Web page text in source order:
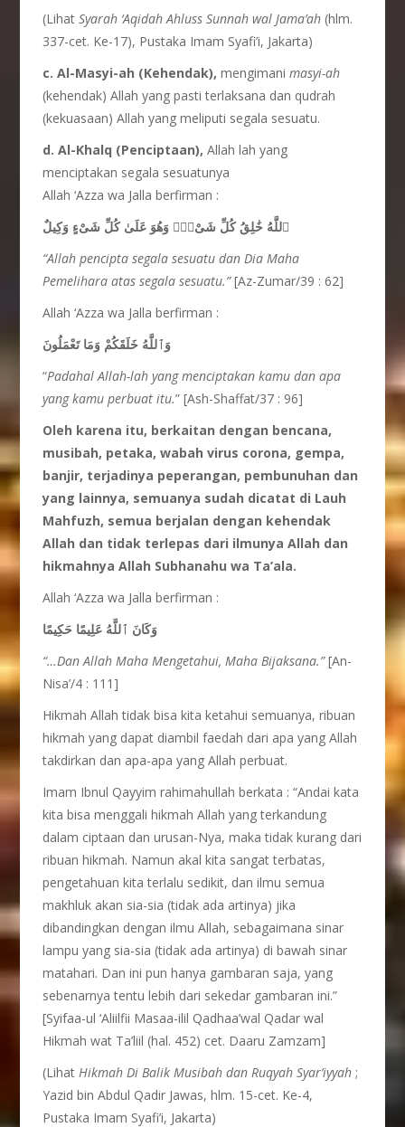
(LihatSyarah ‘Aqidah Ahluss Sunnah wal Jama’ah (hlm.
337-cet. Ke-17), Pustaka Imam Syafi’i, Jakarta)
c. Al-Masyi-ah (Kehendak), mengimanimasyi-ah
(kehendak) Allah yang pasti terlaksana dan qudrah
(kekuasaan) Allah yang meliputi segala sesuatu.
d. Al-Khalq (Penciptaan), Allah lah yang
menciptakan segala sesuatunya
Allah ‘Azza wa Jalla berfirman :
ٱللَّهُ خَٰلِقُ كُلِّ شَىْءٍۖ وَهُوَ عَلَىٰ كُلِّ شَىْءٍ وَكِيلٌ
“Allah pencipta segala sesuatu dan Dia Maha
Pemelihara atas segala sesuatu.”[Az-Zumar/39 : 62]
Allah ‘Azza wa Jalla berfirman :
وَٱللَّهُ خَلَقَكُمْ وَمَا تَعْمَلُونَ
“Padahal Allah-lah yang menciptakan kamu dan apa
yang kamu perbuat itu.” [Ash-Shaffat/37 : 96]
Oleh karena itu, berkaitan dengan bencana,
musibah, petaka, wabah virus corona, gempa,
banjir, terjadinya peperangan, pembunuhan dan
yang lainnya, semuanya sudah dicatat di Lauh
Mahfuzh, semua berjalan dengan kehendak
Allah dan tidak terlepas dari ilmunya Allah dan
hikmahnya Allah Subhanahu wa Ta’ala.
Allah ‘Azza wa Jalla berfirman :
وَكَانَ ٱللَّهُ عَلِيمًا حَكِيمًا
“…Dan Allah Maha Mengetahui, Maha Bijaksana.”[An-
Nisa’/4 : 111]
Hikmah Allah tidak bisa kita ketahui semuanya, ribuan
hikmah yang dapat diambil faedah dari apa yang Allah
takdirkan dan apa-apa yang Allah perbuat.
Imam Ibnul Qayyim rahimahullah berkata : “Andai kata
kita bisa menggali hikmah Allah yang terkandung
dalam ciptaan dan urusan-Nya, maka tidak kurang dari
ribuan hikmah. Namun akal kita sangat terbatas,
pengetahuan kita terlalu sedikit, dan ilmu semua
makhluk akan sia-sia (tidak ada artinya) jika
dibandingkan dengan ilmu Allah, sebagaimana sinar
lampu yang sia-sia (tidak ada artinya) di bawah sinar
matahari. Dan ini pun hanya gambaran saja, yang
sebenarnya tentu lebih dari sekedar gambaran ini.”
[Syifaa-ul ‘Aliilfii Masaa-ilil Qadhaa’wal Qadar wal
Hikmah wat Ta’liil (hal. 452) cet. Daaru Zamzam]
(LihatHikmah Di Balik Musibah dan Ruqyah Syar’iyyah ;
Yazid bin Abdul Qadir Jawas, hlm. 15-cet. Ke-4,
Pustaka Imam Syafi’i, Jakarta)